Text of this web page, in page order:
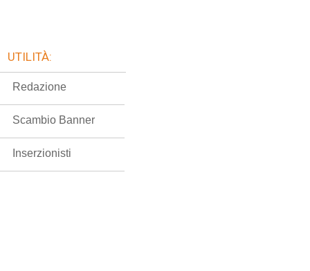
UTILITÀ:
Redazione
Scambio Banner
Inserzionisti